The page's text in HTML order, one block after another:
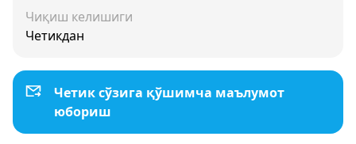
Чиқиш келишиги
Четикдан
Четик сўзига қўшимча маълумот
юбориш